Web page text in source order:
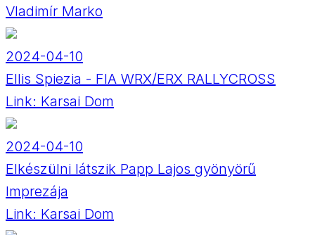
Vladimír Marko
2024-04-10
Ellis Spiezia - FIA WRX/ERX RALLYCROSS
Link: Karsai Dom
2024-04-10
Elkészülni látszik Papp Lajos gyönyörű
Imprezája
Link: Karsai Dom